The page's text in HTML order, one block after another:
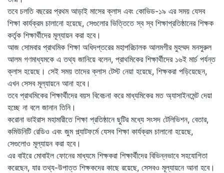
তবে চলতি বছরের প্রথম আড়াই মাসের ক্লাস এবং কোভিড-১৯ এর সময় যেসব
শিক্ষা কার্যক্রম চালানো হয়েছে, সেগুলোর ভিত্তিতে স্ব স্ব শিক্ষাপ্রতিষ্ঠানের শিক্ষক
কর্তৃক শিক্ষার্থীদের মূল্যায়ন করা হবে।
আজ সোমবার প্রাথমিক শিক্ষা অধিদপ্তরের মহাপরিচালক আলমগীর মুহম্মদ মনসুরুল
আলম গণমাধ্যমকে এ তথ্য জানিয়ে বলেন, প্রাথমিকের শিক্ষার্থীদের ১৬ই মার্চ পর্যন্ত
ক্লাস হয়েছে। সেই সময় তাদের ক্লাস টেস্ট নেয়া হয়েছে, শিক্ষকরা পড়িয়েছেন,
এখন সেসব মূল্যায়নে আনা হবে।
তবে প্রাথমিকের শিক্ষার্থীদের বয়স বিবেচনা করে মাধ্যমিকের মত অ্যাসাইনমেন্ট দেয়া
হচ্ছে না বলে জানান তিনি।
করোনা ভাইরাস মহামারীতে শিক্ষা প্রতিষ্ঠানে ছুটির মধ্যে সংসদ টেলিভিশন, বেতার,
কমিউনিটি রেডিও এবং জুম প্ল্যাটফর্মে যেসব শিক্ষা কার্যক্রম চালানো হয়েছে,
সেগুলোও মূল্যায়ন করা হবে।
এর বাইরে মোবাইল ফোনের মাধ্যমে শিক্ষকরা শিক্ষার্থীদের বিভিন্নভাবে সহযোগিতা
করেছেন, যার তথ্য-উপাত্ত শিক্ষকদের কাছে রয়েছে, সেসবও মূল্যায়নে আনা হবে।